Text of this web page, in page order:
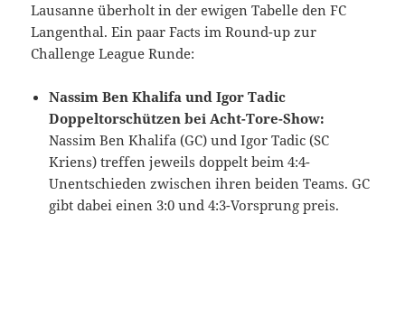
Lausanne überholt in der ewigen Tabelle den FC
Langenthal. Ein paar Facts im Round-up zur
Challenge League Runde:
Nassim Ben Khalifa und Igor Tadic
Doppeltorschützen bei Acht-Tore-Show:
Nassim Ben Khalifa (GC) und Igor Tadic (SC
Kriens) treffen jeweils doppelt beim 4:4-
Unentschieden zwischen ihren beiden Teams. GC
gibt dabei einen 3:0 und 4:3-Vorsprung preis.